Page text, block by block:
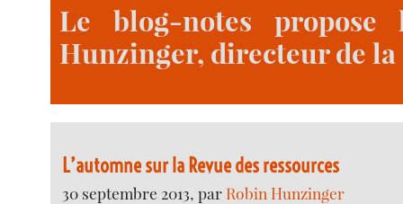
Le blog-notes
Hunzinger, directeur de la
L’automne sur la Revue des ressources
30 septembre 2013, par Robin Hunzinger